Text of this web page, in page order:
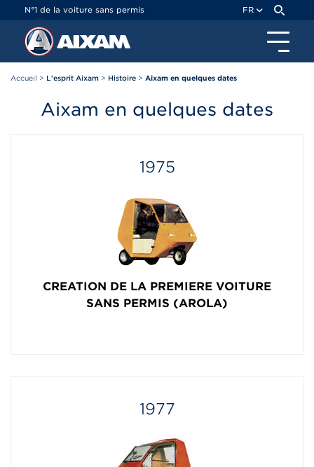
N°1 de la voiture sans permis FR
Accueil > L'esprit Aixam > Histoire > Aixam en quelques dates
Aixam en quelques dates
1975
CREATION DE LA PREMIERE VOITURE
SANS PERMIS (AROLA)
1977
Panneau de gestion des cookies